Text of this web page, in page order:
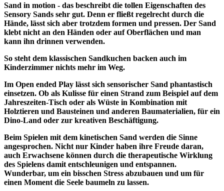
Sand in motion - das beschreibt die tollen Eigenschaften des
Sensory Sands sehr gut. Denn er fließt regelrecht durch die
Hände, lässt sich aber trotzdem formen und pressen. Der Sand
klebt nicht an den Händen oder auf Oberflächen und man
kann ihn drinnen verwenden.
So steht dem klassischen Sandkuchen backen auch im
Kinderzimmer nichts mehr im Weg.
Im Open ended Play lässt sich sensorischer Sand phantastisch
einsetzen. Ob als Kulisse für einen Strand zum Beispiel auf dem
Jahreszeiten-Tisch oder als Wüste in Kombination mit
Holztieren und Bausteinen und anderen Baumaterialien, für ein
Dino-Land oder zur kreativen Beschäftigung.
Beim Spielen mit dem kinetischen Sand werden die Sinne
angesprochen. Nicht nur Kinder haben ihre Freude daran,
auch Erwachsene können durch die therapeutische Wirklung
des Spielens damit entschleunigen und entspannen.
Wunderbar, um ein bisschen Stress abzubauen und um für
einen Moment die Seele baumeln zu lassen.